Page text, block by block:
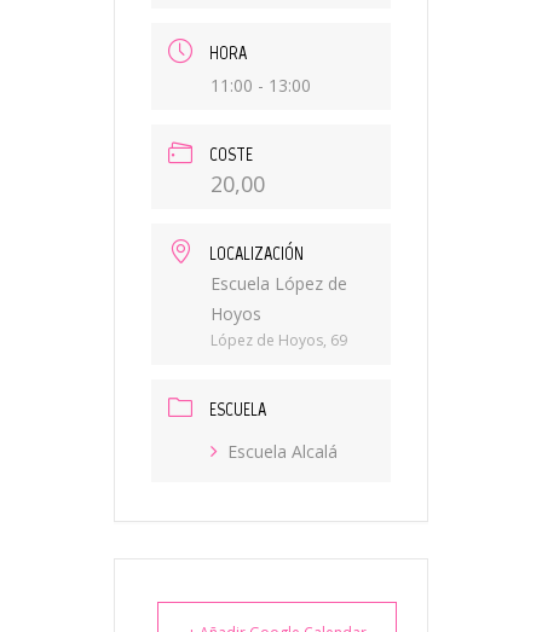
HORA
11:00 - 13:00
COSTE
20,00
LOCALIZACIÓN
Escuela López de
Hoyos
López de Hoyos, 69
ESCUELA
Escuela Alcalá